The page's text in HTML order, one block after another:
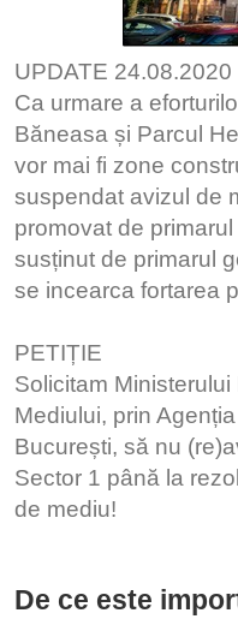
UPDATE 24.08.2020
Ca urmare a
Băneasa și Parcul
vor mai fi zone
suspendat avizul de
promovat de
susținut de primarul
se incearca fortarea
PETIȚIE
Solicitam
Mediului, prin
București, să nu
Sector 1 până la
de mediu!
De ce este